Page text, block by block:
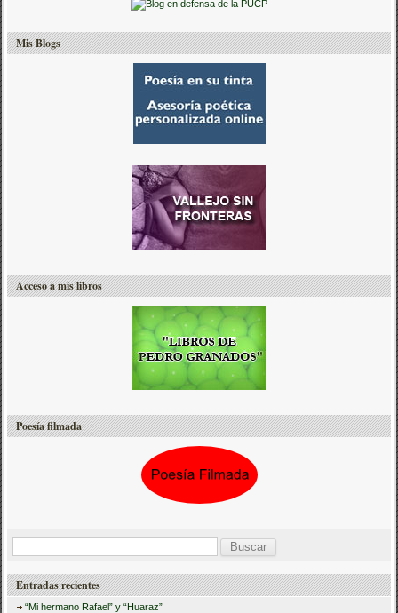
Mis Blogs
Acceso a mis libros
Poesía filmada
s
Entradas recientes
“Mi hermano Rafael” y “Huaraz”